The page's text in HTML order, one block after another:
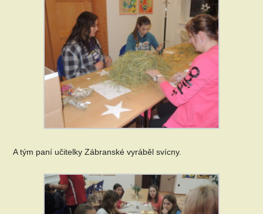
A tým paní učitelky Zábranské vyráběl svícny.